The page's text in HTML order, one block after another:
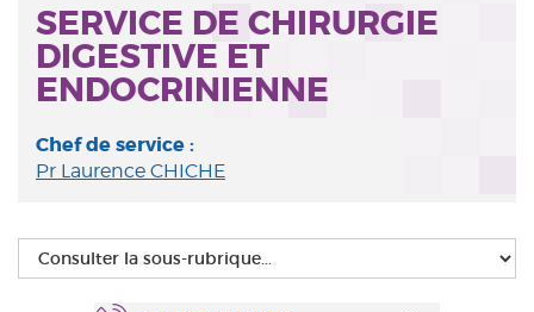
SERVICE DE CHIRURGIE
DIGESTIVE ET
ENDOCRINIENNE
Chef de service :
Pr Laurence CHICHE